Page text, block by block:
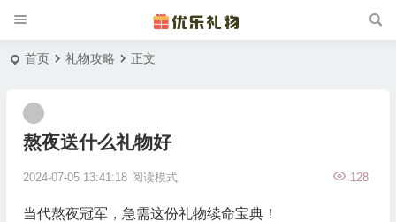
首页 礼物攻略 正文
熬夜送什么礼物好
2024-07-05 13:41:18 128
阅读模式
当代熬夜冠军，急需这份礼物续命宝典！